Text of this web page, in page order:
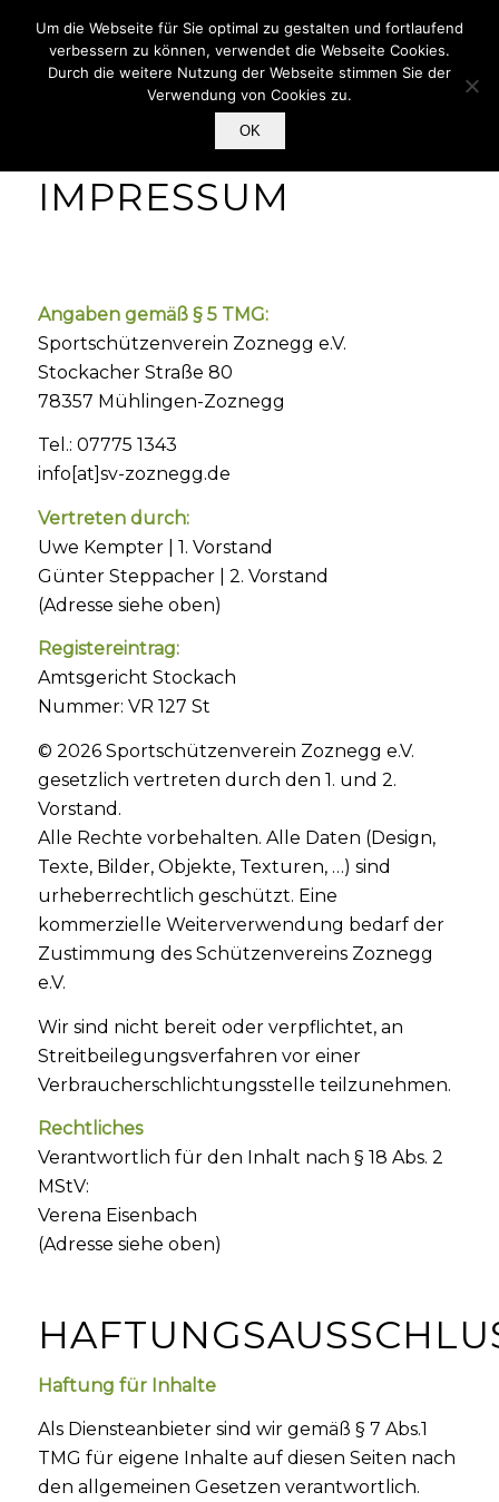
IMPRESSUM
Angaben gemäß § 5 TMG:
Sportschützenverein Zoznegg e.V.
Stockacher Straße 80
78357 Mühlingen-Zoznegg
Tel.: 07775 1343
info[at]sv-zoznegg.de
Vertreten durch:
Uwe Kempter | 1. Vorstand
Günter Steppacher | 2. Vorstand
(Adresse siehe oben)
Registereintrag:
Amtsgericht Stockach
Nummer: VR 127 St
© 2026 Sportschützenverein Zoznegg e.V.
gesetzlich vertreten durch den 1. und 2.
Vorstand.
Alle Rechte vorbehalten. Alle Daten (Design,
Texte, Bilder, Objekte, Texturen, …) sind
urheberrechtlich geschützt. Eine
kommerzielle Weiterverwendung bedarf der
Zustimmung des Schützenvereins Zoznegg
e.V.
Wir sind nicht bereit oder verpflichtet, an
Streitbeilegungsverfahren vor einer
Verbraucherschlichtungsstelle teilzunehmen.
Rechtliches
Verantwortlich für den Inhalt nach § 18 Abs. 2
MStV:
Verena Eisenbach
(Adresse siehe oben)
Haftung für Inhalte
Als Diensteanbieter sind wir gemäß § 7 Abs.1
TMG für eigene Inhalte auf diesen Seiten nach
den allgemeinen Gesetzen verantwortlich.
Um die Webseite für Sie optimal zu gestalten und fortlaufend
verbessern zu können, verwendet die Webseite Cookies.
Durch die weitere Nutzung der Webseite stimmen Sie der
Verwendung von Cookies zu.
OK